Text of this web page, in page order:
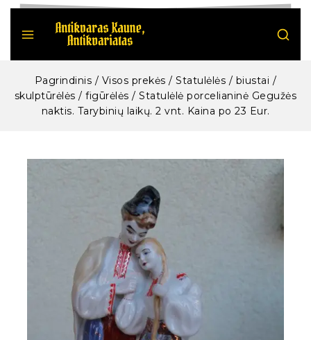
Pagrindinis / Visos prekės / Statulėlės / biustai /
skulptūrėlės / figūrėlės / Statulėlė porcelianinė Gegužės
naktis. Tarybinių laikų. 2 vnt. Kaina po 23 Eur.